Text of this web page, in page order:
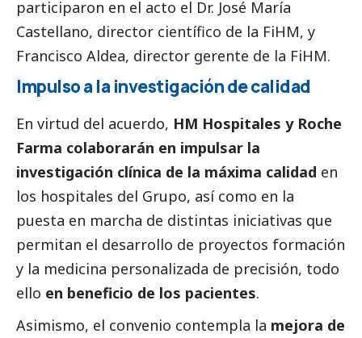
participaron en el acto el Dr. José María
Castellano, director científico de la FiHM, y
Francisco Aldea, director gerente de la FiHM.
Impulso a la investigación de calidad
En virtud del acuerdo, HM Hospitales y Roche
Farma colaborarán en impulsar la
investigación clínica de la máxima calidad en
los hospitales del Grupo, así como en la
puesta en marcha de distintas iniciativas que
permitan el desarrollo de proyectos formación
y la medicina personalizada de precisión, todo
ello en beneficio de los pacientes.
Asimismo, el convenio contempla la mejora de